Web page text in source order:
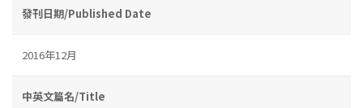
發刊日期/Published Date
2016年12月
中英文篇名/Title